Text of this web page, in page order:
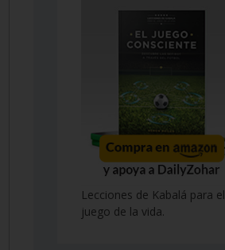
Lecciones de Kabalá para el
juego de la vida.